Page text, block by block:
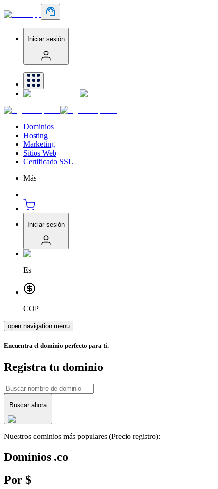
Iniciar sesión
Dominios
Hosting
Marketing
Sitios Web
Certificado SSL
Más
Iniciar sesión
Es
COP
open navigation menu
Encuentra el dominio perfecto para ti.
Registra tu dominio
Buscar ahora
Nuestros dominios más populares (Precio registro):
Dominios .co
Por $